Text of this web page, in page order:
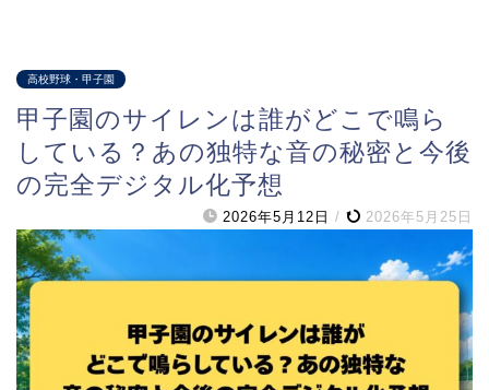
高校野球・甲子園
甲子園のサイレンは誰がどこで鳴ら
している？あの独特な音の秘密と今後
の完全デジタル化予想
2026年5月12日 / 2026年5月25日